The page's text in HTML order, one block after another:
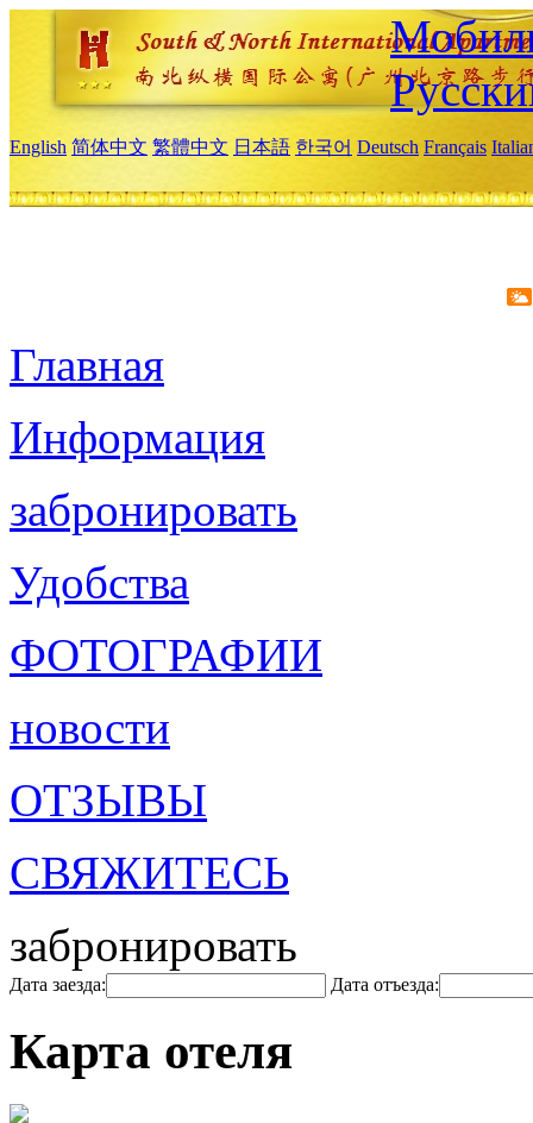
English 简体中文 繁體中文 日本語 한국어 Deutsch Français
Главная
Информация
забронировать
Удобства
ФОТОГРАФИИ
новости
ОТЗЫВЫ
СВЯЖИТЕСЬ
забронировать
Дата заезда: Дата отъезда:
Карта отеля